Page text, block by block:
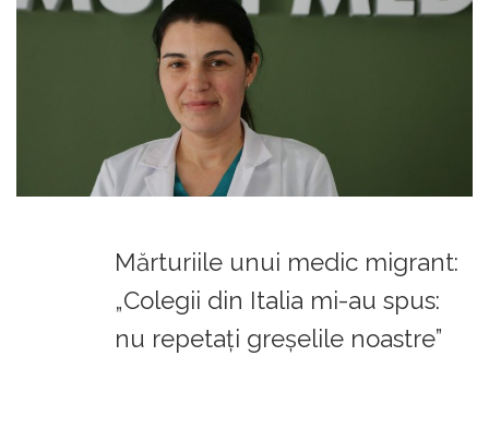
Mărturiile unui medic migrant:
„Colegii din Italia mi-au spus:
nu repetați greșelile noastre”